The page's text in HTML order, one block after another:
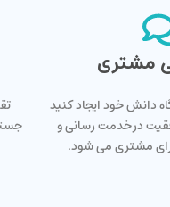
مشتری
دانش خود ایجاد کنید
در خدمت رسانی و
مشتری می شود.